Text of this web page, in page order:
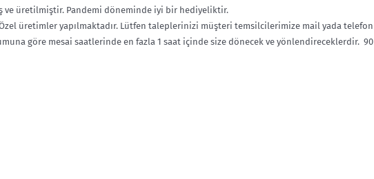
ve üretilmiştir. Pandemi döneminde iyi bir hediyeliktir.
üretimler yapılmaktadır. Lütfen taleplerinizi müşteri temsilcilerimize mail yada telefon
göre mesai saatlerinde en fazla 1 saat içinde size dönecek ve yönlendireceklerdir. 90